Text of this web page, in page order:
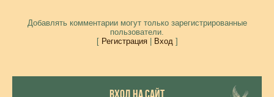
Добавлять комментарии могут только зарегистрированные
пользователи.
[ Регистрация| Вход]
ВХОД НА САЙТ